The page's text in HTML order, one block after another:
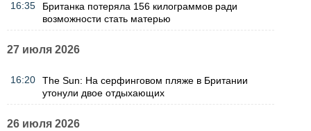
16:35
Британка потеряла 156 килограммов ради
возможности стать матерью
27 июля 2026
16:20
The Sun: На серфинговом пляже в Британии
утонули двое отдыхающих
26 июля 2026